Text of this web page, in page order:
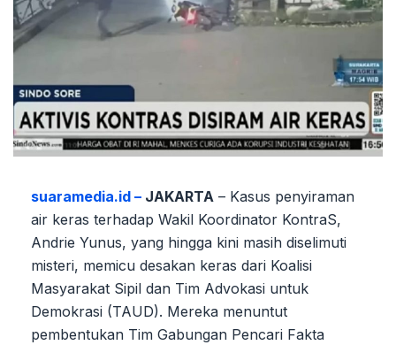
suaramedia.id – JAKARTA – Kasus penyiraman
air keras terhadap Wakil Koordinator KontraS,
Andrie Yunus, yang hingga kini masih diselimuti
misteri, memicu desakan keras dari Koalisi
Masyarakat Sipil dan Tim Advokasi untuk
Demokrasi (TAUD). Mereka menuntut
pembentukan Tim Gabungan Pencari Fakta